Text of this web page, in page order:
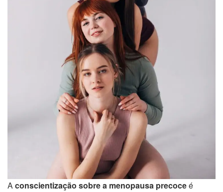
Aconscientização sobre a menopausa precoceé